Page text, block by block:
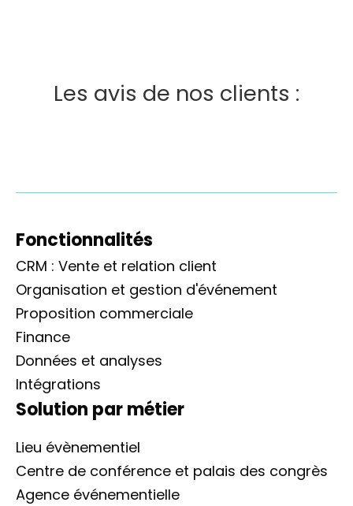
Les avis de nos clients :
Fonctionnalités
CRM : Vente et relation client
Organisation et gestion d'événement
Proposition commerciale
Finance
Données et analyses
Intégrations
Solution par métier
Lieu évènementiel
Centre de conférence et palais des congrès
Agence événementielle